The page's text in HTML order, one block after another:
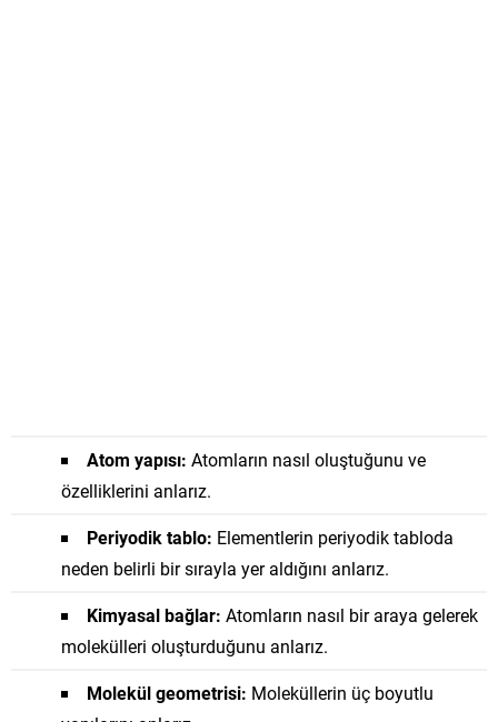
Atom yapısı: Atomların nasıl oluştuğunu ve
özelliklerini anlarız.
Periyodik tablo: Elementlerin periyodik tabloda
neden belirli bir sırayla yer aldığını anlarız.
Kimyasal bağlar: Atomların nasıl bir araya gelerek
molekülleri oluşturduğunu anlarız.
Molekül geometrisi: Moleküllerin üç boyutlu